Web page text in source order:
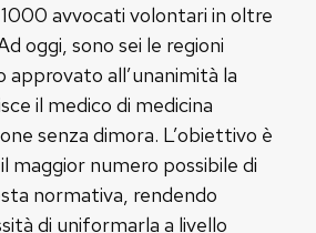
avvocati volontari in oltre
oggi, sono sei le regioni
approvato all’unanimità la
il medico di medicina
senza dimora. L’obiettivo è
maggior numero possibile di
normativa, rendendo
di uniformarla a livello